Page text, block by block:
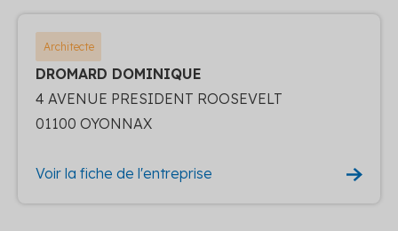
Architecte
DROMARD DOMINIQUE
4 AVENUE PRESIDENT ROOSEVELT
01100 OYONNAX
Voir la fiche de l'entreprise